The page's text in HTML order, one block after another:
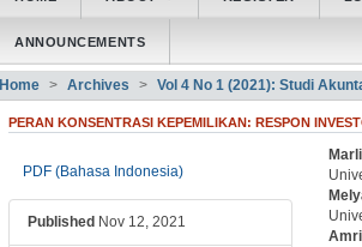
ANNOUNCEMENTS
Home Archives Vol 4 No 1 (2021): Studi
PERAN KONSENTRASI KEPEMILIKAN: RESPON
PDF (Bahasa Indonesia)
Published Nov 12, 2021